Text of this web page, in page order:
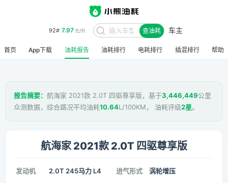
92# 7.97元/升 查油耗 车主
首页 App下载 油耗报告 油耗排行 电耗排行 插混排行 帮助
报告摘要： 航海家 2021款 2.0T 四驱尊享版，基于3,446,449公里
众测数据，综合路况平均油耗10.64L/100KM， 油耗评级2星。
航海家 2021款 2.0T 四驱尊享版
发动机 2.0T 245马力 L4 进气形式 涡轮增压